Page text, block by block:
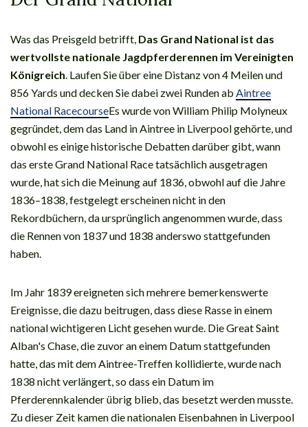
Was das Preisgeld betrifft, Das Grand National ist das
wertvollste nationale Jagdpferderennen im Vereinigten
Königreich . Laufen Sie über eine Distanz von 4 Meilen und
856 Yards und decken Sie dabei zwei Runden ab Aintree
National RacecourseEs wurde von William Philip Molyneux
gegründet, dem das Land in Aintree in Liverpool gehörte, und
obwohl es einige historische Debatten darüber gibt, wann
das erste Grand National Race tatsächlich ausgetragen
wurde, hat sich die Meinung auf 1836, obwohl auf die Jahre
1836–1838, festgelegt erscheinen nicht in den
Rekordbüchern, da ursprünglich angenommen wurde, dass
die Rennen von 1837 und 1838 anderswo stattgefunden
haben.
Im Jahr 1839 ereigneten sich mehrere bemerkenswerte
Ereignisse, die dazu beitrugen, dass diese Rasse in einem
national wichtigeren Licht gesehen wurde. Die Great Saint
Alban's Chase, die zuvor an einem Datum stattgefunden
hatte, das mit dem Aintree-Treffen kollidierte, wurde nach
1838 nicht verlängert, so dass ein Datum im
Pferderennkalender übrig blieb, das besetzt werden musste.
Zu dieser Zeit kamen die nationalen Eisenbahnen in Liverpool